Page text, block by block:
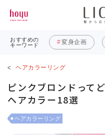
おすすめの
キーワード
変身企画
ヘアカラーリング
ピンクブロンドって
ヘアカラー18選
ヘアカラーリング